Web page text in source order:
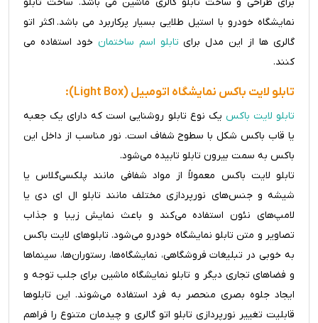
نمایشگاه خودرو با استیل طلایی بسیار پرکاربرد می باشد. اکثر اتو
گالری ها از این مدل برای تابلو اسم ساختمان خود استفاده می
کنند.
تابلو لایت باکس نمایشگاه اتومبیل (Light Box):
تابلو لایت باکس یک نوع تابلو روشنایی است که دارای یک جعبه
یا قاب باکس شکل با سطوح شفاف است. نور مناسب از داخل این
باکس به سمت بیرون تابلو تابیده می‌شود.
تابلو لایت باکس معمولاً از مواد شفافی مانند پلکسی‌گلاس یا
شیشه و جنس‌های نورپردازی مختلف مانند تابلو ال ای دی یا
لامپ‌های نئون استفاده می‌کند و باعث نمایش زیبا و جذاب
تصاویر و متن تابلو نمایشگاه خودرو می‌شود. تابلوهای لایت باکس
به خوبی در تبلیغات فروشگاهی، نمایشگاه‌ها، رستوران‌ها، سینماها
و فضاهای تجاری دیگر و تابلو نمایشگاه ماشین برای جلب توجه و
ایجاد جلوه بصری منحصر به فرد استفاده می‌شوند. این تابلوها
قابلیت تغییر نورپردازی تابلو اتو گالری و چیدمان متنوع را فراهم